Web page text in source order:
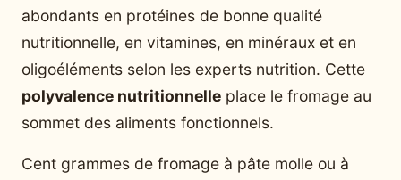
abondants en protéines de bonne qualité
nutritionnelle, en vitamines, en minéraux et en
oligoéléments selon les experts nutrition. Cette
polyvalence nutritionnelle place le fromage au
sommet des aliments fonctionnels.
Cent grammes de fromage à pâte molle ou à